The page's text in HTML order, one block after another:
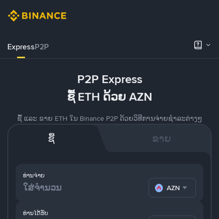
ExpressP2P
P2P Express
ຊື້ ETH ດ້ວຍ AZN
ຊື້ ແລະ ຂາຍ ETH ໃນ Binance P2P ດ້ວຍວິທີການຈ່າຍຊຳລະຕ່າງໆ
ຊື້ ຂາຍ
ທ່ານຈ່າຍ
AZN
ທ່ານໄດ້ຮັບ